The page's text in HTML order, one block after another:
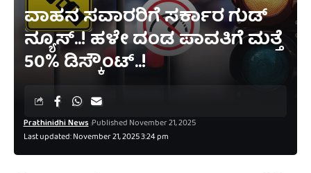
ವಾಹನ ಸವಾರರಿಗೆ ಸರ್ಕಾರ ಗುಡ್
ನ್ಯೂಸ್..! ಹಳೇ ದಂಡ ಪಾವತಿಗೆ ಮತ್ತೆ
50% ಡಿಸ್ಕೌಂಟ್..!
Last updated: November 21, 2025 3:24 pm
Prathinidhi News Published November 21, 2025